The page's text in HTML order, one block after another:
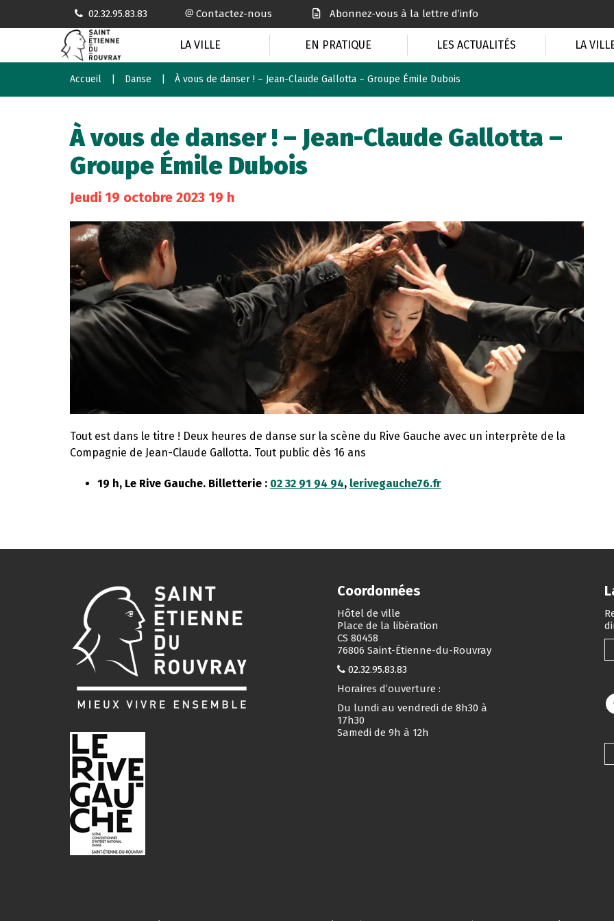
02.32.95.83.83 Contactez-nous Abonnez-vous à la lettre d’info
LA VILLE EN PRATIQUE LES ACTUALITÉS LA
Accueil Danse À vous de danser ! – Jean-Claude Gallotta – Groupe Émile Dubois
À vous de danser ! – Jean-Claude Gallotta –
Groupe Émile Dubois
Jeudi 19 octobre 2023 19 h
Tout est dans le titre ! Deux heures de danse sur la scène du Rive Gauche avec un interprète de la
Compagnie de Jean-Claude Gallotta. Tout public dès 16 ans
19 h, Le Rive Gauche. Billetterie : 02 32 91 94 94, lerivegauche76.fr
Coordonnées
Hôtel de ville
Place de la libération
CS 80458
76806 Saint-Étienne-du-Rouvray
02.32.95.83.83
Horaires d’ouverture :
Du lundi au vendredi de 8h30 à
17h30
Samedi de 9h à 12h